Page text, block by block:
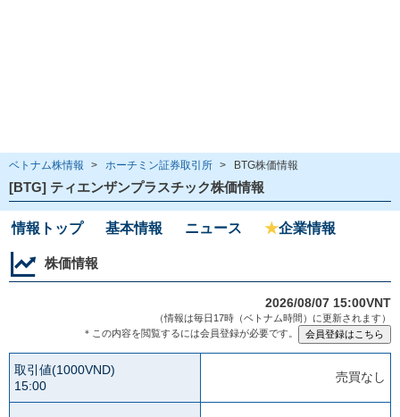
ベトナム株情報 > ホーチミン証券取引所 > BTG株価情報
[BTG] ティエンザンプラスチック株価情報
情報トップ 基本情報 ニュース ★企業情報
株価情報
2026/08/07 15:00VNT
（情報は毎日17時（ベトナム時間）に更新されます）
＊この内容を閲覧するには会員登録が必要です。
取引値(1000VND)
15:00
売買なし